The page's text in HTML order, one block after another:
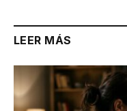
LEER MÁS